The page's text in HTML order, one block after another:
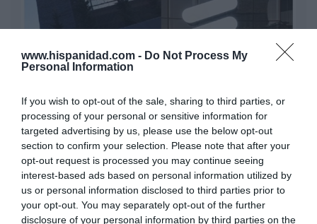
www.hispanidad.com - Do Not Process My
Personal Information
If you wish to opt-out of the sale, sharing to third parties, or
processing of your personal or sensitive information for
targeted advertising by us, please use the below opt-out
section to confirm your selection. Please note that after your
opt-out request is processed you may continue seeing
interest-based ads based on personal information utilized by
us or personal information disclosed to third parties prior to
your opt-out. You may separately opt-out of the further
disclosure of your personal information by third parties on the
Nokia, Ericsson... Huawei: lo que importan
son las patentes
Eulogio López